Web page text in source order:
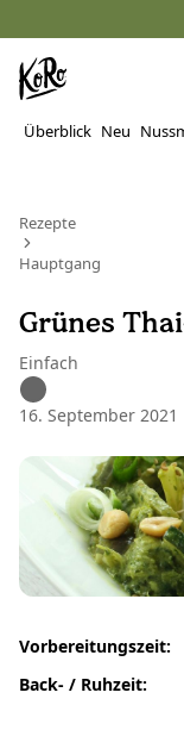
Überblick Neu
Rezepte
Hauptgang
Grünes
Einfach
16. September 2021
Vorbereitungszeit:
Back- / Ruhzeit: